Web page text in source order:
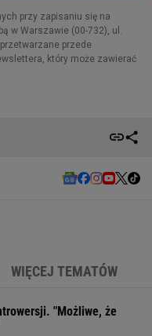
WIĘCEJ TEMATÓW
"Możliwe, że